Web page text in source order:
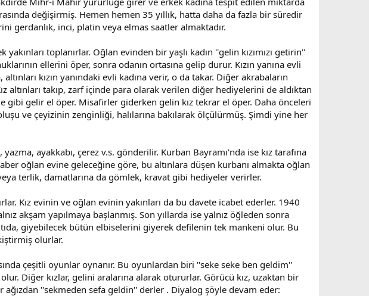
değişirmiş. Hemen hemen 35 yıllık, hatta daha da fazla bir süredir
gerdanlık, inci, platin veya elmas saatler almaktadır.
toplanırlar. Oğlan evinden bir yaşlı kadın ''gelin kızımızı getirin''
ellerini öper, sonra odanın ortasına gelip durur. Kızın yanına evli
kızın yanındaki evli kadına verir, o da takar. Diğer akrabaların
altınları takıp, zarf içinde para olarak verilen diğer hediyelerini de aldıktan
gelir el öper. Misafirler giderken gelin kız tekrar el öper. Daha önceleri
ve çeyizinin zenginliği, halılarına bakılarak ölçülürmüş. Şimdi yine her
ayakkabı, çerez v.s. gönderilir. Kurban Bayramı'nda ise kız tarafına
oğlan evine geleceğine göre, bu altınlara düşen kurbanı almakta oğlan
terlik, damatlarına da gömlek, kravat gibi hediyeler verirler.
Kız evinin ve oğlan evinin yakınları da bu davete icabet ederler. 1940
akşam yapılmaya başlanmış. Son yıllarda ise yalnız öğleden sonra
giyebilecek bütün elbiselerini giyerek defilenin tek mankeni olur. Bu
olurlar.
çeşitli oyunlar oynanır. Bu oyunlardan biri ''seke seke ben geldim''
Diğer kızlar, gelini aralarına alarak otururlar. Görücü kız, uzaktan bir
''sekmeden sefa geldin'' derler . Diyalog şöyle devam eder: